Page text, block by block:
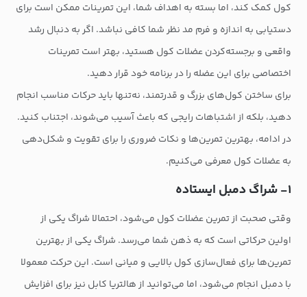
کول کمک کند، اما بسته به اهداف شما، این تمرینات ممکن است برای
دستیابی به اندازه و فرم مد نظر شما کافی نباشد. اگر به دنبال رشد
واقعی و برجسته‌کردن عضلات کول هستید، بهتر است تمرینات
اختصاصی برای این عضله را در برنامه خود قرار دهید.
برای ساختن کول‌های بزرگ و قدرتمند، نه‌تنها باید حرکات مناسب انجام
دهید، بلکه از اشتباهات رایجی که باعث آسیب می‌شوند، اجتناب کنید.
در ادامه، بهترین تمرین‌ها و نکات ضروری را برای تقویت و شکل‌دهی
به عضلات کول معرفی می‌کنیم.
۱- شراگ دمبل ایستاده
وقتی صحبت از تمرین عضلات کول می‌شود، احتمالا شراگ یکی از
اولین حرکاتی است که به ذهن شما می‌رسد. شراگ یکی از بهترین
تمرین‌ها برای فعال‌سازی کول بالایی و میانی است. این حرکت معمولا
با دمبل انجام می‌شود، اما می‌توانید از هالتریا کابل نیز برای افزایش